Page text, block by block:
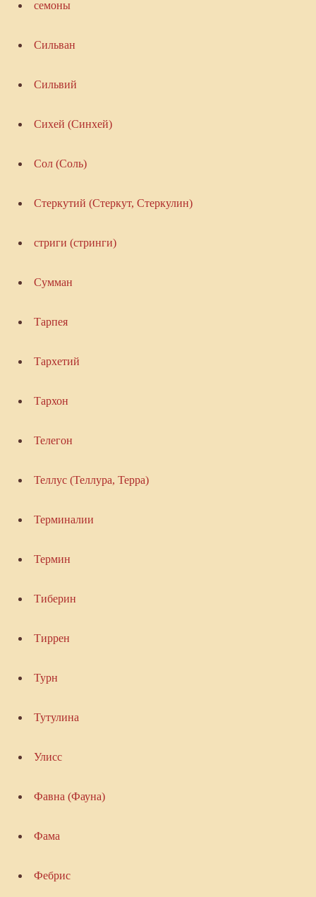
семоны
Сильван
Сильвий
Сихей (Синхей)
Сол (Соль)
Стеркутий (Стеркут, Стеркулин)
стриги (стринги)
Сумман
Тарпея
Тархетий
Тархон
Телегон
Теллус (Теллура, Терра)
Терминалии
Термин
Тиберин
Тиррен
Турн
Тутулина
Улисс
Фавна (Фауна)
Фама
Фебрис